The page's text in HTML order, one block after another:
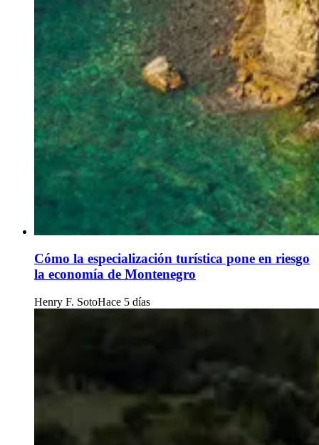
Cómo la especialización turística pone en riesgo
la economía de Montenegro
Henry F. SotoHace 5 días